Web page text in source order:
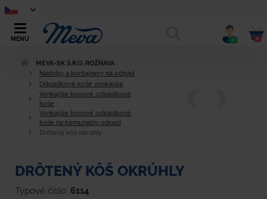
MENU 0 0
MEVA-SK S.R.O. ROŽŇAVA
Nádoby a kontajnery na odpad
Odpadkové koše vonkajšie
Vonkajšie kovové odpadkové
koše
Vonkajšie kovové odpadkové
koše na komunálny odpad
Drôtený kôš okrúhly
DRÔTENÝ KÔŠ OKRÚHLY
Typové číslo: 6114